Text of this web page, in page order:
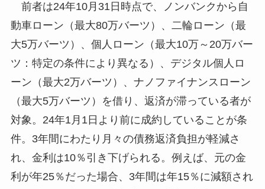
前者は24年10月31日時点で、ノンバンクから自
動車ローン（最大80万バーツ）、二輪ローン（最
大5万バーツ）、個人ローン（最大10万～20万バー
ツ：特定の条件により異なる）、デジタル個人ロ
ーン（最大2万バーツ）、ナノファイナンスローン
（最大5万バーツ）を借り、返済が滞っている者が
対象。24年1月1日より前に成約していることが条
件。3年間にわたり月々の債務返済負担が軽減さ
れ、金利は10％引き下げられる。例えば、元の金
利が年25％だった場合、3年間は年15％に減額され